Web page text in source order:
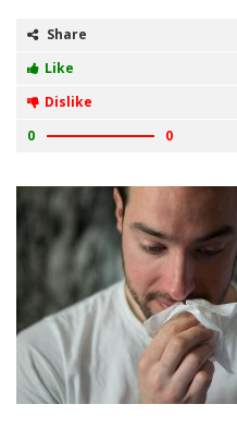
Share
Like
Dislike
0
0